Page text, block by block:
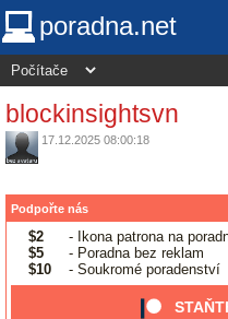
poradna.net
blockinsightsvn
17.12.2025 08:00:18
Podpořte nás
$2
- Ikona patrona na
$5
- Poradna bez reklam
$10
- Soukromé poradenství